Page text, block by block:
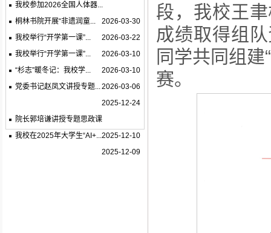
我校参加2026全国人体器...
2026-03-30
桐林书院开展“非遗润童...
2026-03-22
我校举行“开学第一课”...
2026-03-10
我校举行“开学第一课”...
2026-03-10
“杉志”暖冬记：我校学...
2026-03-06
党委书记赵凤文讲授专题...
2025-12-24
院长郭培谦讲授专题思政课
2025-12-10
我校在2025年大学生“AI+...
2025-12-09
段，我校王
成绩取得组
同学共同组建
赛。